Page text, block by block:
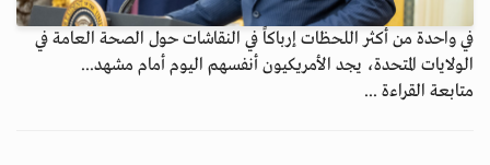
في واحدة من أكثر اللحظات إرباكاً في النقاشات حول الصحة العامة في
الولايات المتحدة، يجد الأمريكيون أنفسهم اليوم أمام مشهد...
متابعة القراءة ...